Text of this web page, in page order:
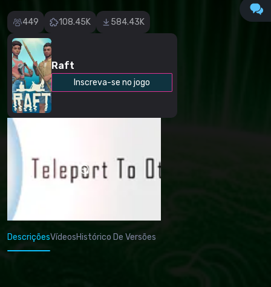
449 108.45K 584.43K
Raft
Inscreva-se no jogo
DescriçõesVídeosHistórico De Versões